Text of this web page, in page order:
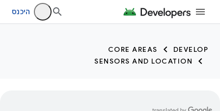
trait:citc trait:citc
היכנס
DEVELOP
CORE AREAS
SENSORS AND LOCATION